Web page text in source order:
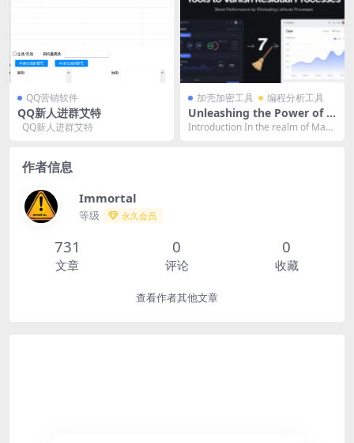
QQ营销软件
QQ新人进群艾特
QQ新人进群艾特
加壳加密工具 编程分析工具
Unleashing the Power of M
ac: Tools to Vanish Residua
Introduction In the realm of Mac
作者信息
Immortal
等级 永久会员
731
文章
0
评论
0
收藏
查看作者其他文章